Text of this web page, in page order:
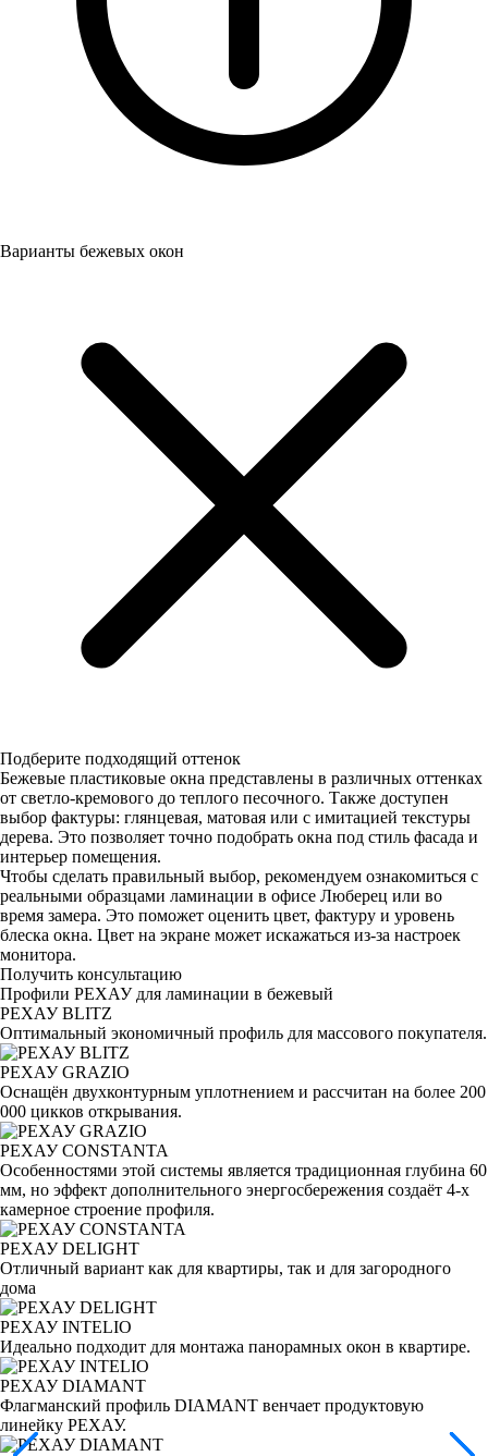
Варианты бежевых окон
Подберите подходящий оттенок
Бежевые пластиковые окна представлены в различных оттенках
от светло-кремового до теплого песочного. Также доступен
выбор фактуры: глянцевая, матовая или с имитацией текстуры
дерева. Это позволяет точно подобрать окна под стиль фасада и
интерьер помещения.
Чтобы сделать правильный выбор, рекомендуем ознакомиться с
реальными образцами ламинации в офисе Люберец или во
время замера. Это поможет оценить цвет, фактуру и уровень
блеска окна. Цвет на экране может искажаться из-за настроек
монитора.
Получить консультацию
Профили РЕХАУ для ламинации в бежевый
РЕХАУ BLITZ
Оптимальный экономичный профиль для массового покупателя.
РЕХАУ GRAZIO
Оснащён двухконтурным уплотнением и рассчитан на более 200
000 цикков открывания.
РЕХАУ CONSTANTA
Особенностями этой системы является традиционная глубина 60
мм, но эффект дополнительного энергосбережения создаёт 4-х
камерное строение профиля.
РЕХАУ DELIGHT
Отличный вариант как для квартиры, так и для загородного
дома
РЕХАУ INTELIO
Идеально подходит для монтажа панорамных окон в квартире.
РЕХАУ DIAMANT
Флагманский профиль DIAMANT венчает продуктовую
линейку РЕХАУ.